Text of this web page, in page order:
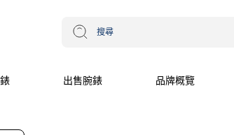
出售腕錶 品牌概覽